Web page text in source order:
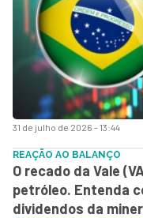
31 de julho de 2026 - 13:44
REAÇÃO AO BALANÇO
O recado da Vale
petróleo. Entenda
dividendos da